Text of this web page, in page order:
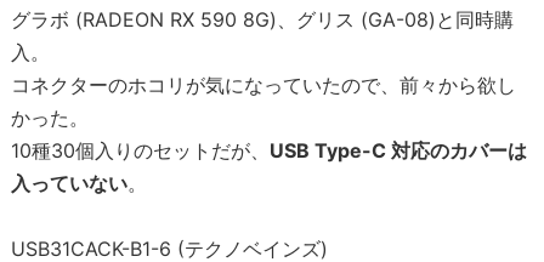
グラボ (RADEON RX 590 8G)、グリス (GA-08)と同時購
入。
コネクターのホコリが気になっていたので、前々から欲し
かった。
10種30個入りのセットだが、 USB Type-C 対応のカバーは
入っていない。
USB31CACK-B1-6 (テクノベインズ)